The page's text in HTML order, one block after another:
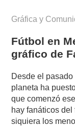
Gráfica y
Fútbol en
gráfico de
Desde el
planeta ha
que comenzó
hay fanáticos
siquiera los